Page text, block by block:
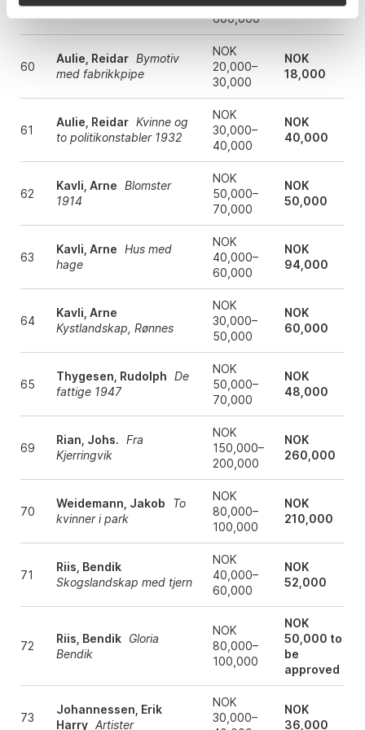
59 Fjell, Kai Kvinne i interiør
400,000–
600,000
740,000
60
Aulie, Reidar Bymotiv
med fabrikkpipe
NOK
20,000–
30,000
NOK
18,000
61
Aulie, Reidar Kvinne og
to politikonstabler 1932
NOK
30,000–
40,000
NOK
40,000
62
Kavli, Arne Blomster
1914
NOK
50,000–
70,000
NOK
50,000
63
Kavli, Arne Hus med
hage
NOK
40,000–
60,000
NOK
94,000
64
Kavli, Arne
Kystlandskap, Rønnes
NOK
30,000–
50,000
NOK
60,000
65
Thygesen, Rudolph De
fattige 1947
NOK
50,000–
70,000
NOK
48,000
69
Rian, Johs. Fra
Kjerringvik
NOK
150,000–
200,000
NOK
260,000
70
Weidemann, Jakob
To
kvinner i park
NOK
80,000–
100,000
NOK
210,000
71
Riis, Bendik
Skogslandskap med tjern
NOK
40,000–
60,000
NOK
52,000
72
Riis, Bendik Gloria
Bendik
NOK
80,000–
100,000
NOK
50,000 to
be
approved
73
Johannessen, Erik
Harry Artister
NOK
30,000–
NOK
36,000